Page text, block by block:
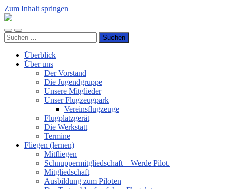
Zum Inhalt springen
Luftsportverein
e.V.
Mobile-
Menü
Suchfeld
ein-/ausblenden
Suchen
nach:
Überblick
Über uns
Der Vorstand
Die Jugendgruppe
Unsere Mitglieder
Unser Flugzeugpark
Vereinsflugzeuge
Flugplatzgerät
Die Werkstatt
Termine
Fliegen (lernen)
Mitfliegen
Schnuppermitgliedschaft – Werde Pilot.
Mitgliedschaft
Ausbildung zum Piloten